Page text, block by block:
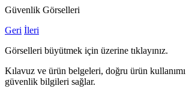
Güvenlik Görselleri
Geri İleri
Görselleri büyütmek için üzerine tıklayınız.
Kılavuz ve ürün belgeleri, doğru ürün
güvenlik bilgileri sağlar.